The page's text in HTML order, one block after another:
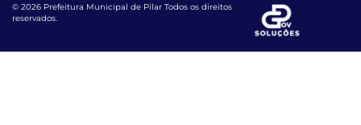
© 2026 Prefeitura Municipal de Pilar Todos os direitos
reservados.